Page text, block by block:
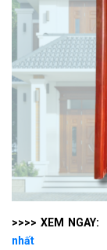
>>>> XEM NGAY:
nhất